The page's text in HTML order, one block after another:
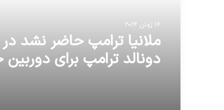
16 ژوئن 2026
16 ژوئن 2026
بولتون: معافیت‌های
را کاهش می‌دهیم